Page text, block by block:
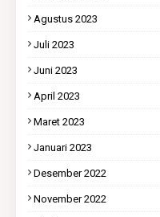
Agustus 2023
Juli 2023
Juni 2023
April 2023
Maret 2023
Januari 2023
Desember 2022
November 2022